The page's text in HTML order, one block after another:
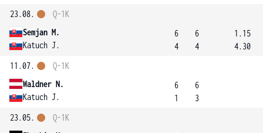
23.08.
Semjan M.
Katuch J.
Q-1K
6
4
6
4
1.15
4.30
11.07.
Waldner N.
Katuch J.
Q-1K
6
1
6
3
23.05.
Q-1K